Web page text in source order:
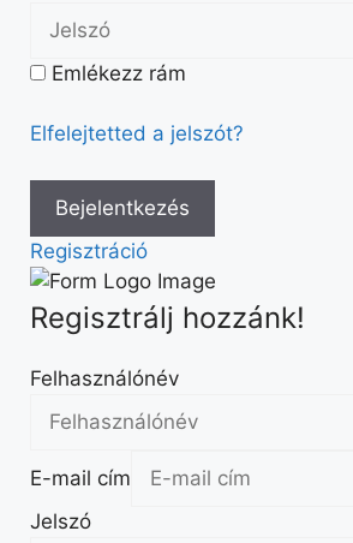
Emlékezz rám
Elfelejtetted a jelszót?
Regisztráció
Regisztrálj hozzánk!
Felhasználónév
E-mail cím
Jelszó